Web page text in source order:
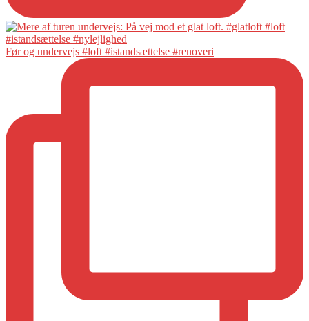
Før og undervejs #loft #istandsættelse #renoveri